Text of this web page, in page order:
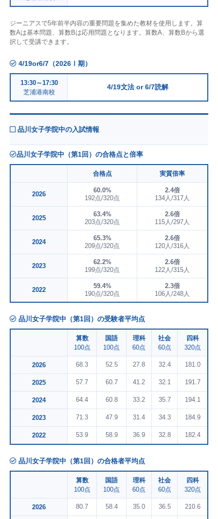
ジーニアスで5年前半内容の重要問題を集めた教材を使用します。算
数Aは基本問題、算数Bは応用問題となります。算数A、算数Bから選
択して受講できます。
4/19or6/7（2026Ⅰ期）
13:30～17:30
芝浦港南校
4/19文法 or 6/7読解
品川女子学院中の入試情報
品川女子学院中（第1回）の合格点と倍率
合格点 実質倍率
2026
60.0%
192点/320点
2.4倍
134人/317人
2025
63.4%
203点/320点
2.6倍
115人/297人
2024
65.3%
209点/320点
2.6倍
120人/316人
2023
62.2%
199点/320点
2.6倍
122人/315人
2022
59.4%
190点/320点
2.3倍
106人/248人
品川女子学院中（第1回）の受験者平均点
算数
100点
国語
100点
理科
60点
社会
60点
四科
320点
2026 68.3 52.5 27.8 32.4 181.0
2025 57.7 60.7 41.2 32.1 191.7
2024 64.4 60.8 33.2 35.7 194.1
2023 71.3 47.9 31.4 34.3 184.9
2022 53.9 58.9 36.9 32.8 182.4
品川女子学院中（第1回）の合格者平均点
算数
100点
国語
100点
理科
60点
社会
60点
四科
320点
2026 80.7 58.4 35.0 36.5 210.6